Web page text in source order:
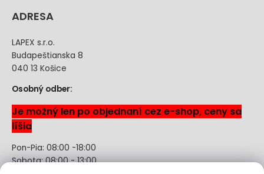
ADRESA
LAPEX s.r.o.
Budapeštianska 8
040 13 Košice
Osobný odber:
Je možný len po objednaní cez e-shop, ceny sa
líšia
Pon-Pia: 08:00 -18:00
Sobota: 08:00 - 13:00